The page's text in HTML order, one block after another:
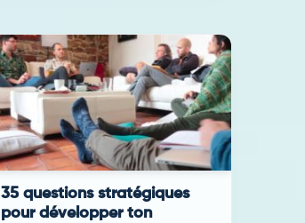
35 questions stratégiques
pour développer ton